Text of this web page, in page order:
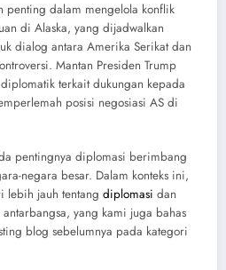
penting dalam mengelola konflik
di Alaska, yang dijadwalkan
dialog antara Amerika Serikat dan
Mantan Presiden Trump
terkait dukungan kepada
posisi negosiasi AS di
pentingnya diplomasi berimbang
negara besar. Dalam konteks ini,
lebih jauh tentang diplomasi dan
yang kami juga bahas
blog sebelumnya pada kategori